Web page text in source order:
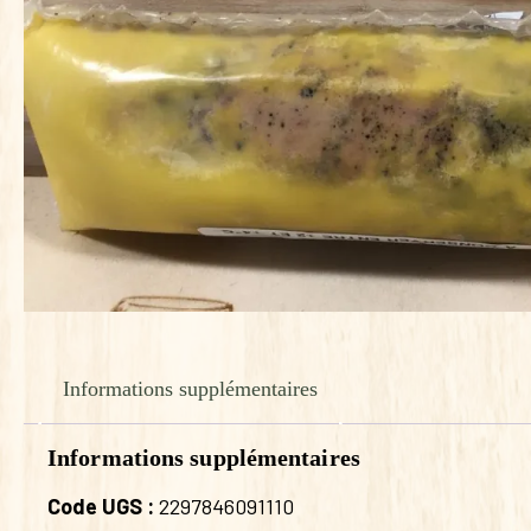
Informations supplémentaires
Informations supplémentaires
Code UGS : 2297846091110